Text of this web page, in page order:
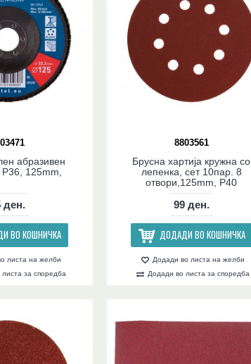
абразивен
125mm,
ден.
ВО КОШНИЧКА
листа на желби
за споредба
8803561
Брусна хартија кружна со
лепенка, сет 10пар. 8
отвори,125mm, P40
99 ден.
ДОДАДИ ВО КОШНИЧКА
Додади во листа на желби
Додади во листа за споредба